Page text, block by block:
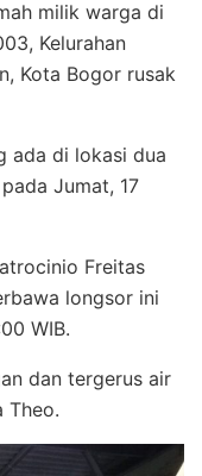
milik warga di
Kelurahan
Kota Bogor rusak
ada di lokasi dua
Jumat, 17
Freitas
longsor ini
WIB.
dan tergerus air
Theo.